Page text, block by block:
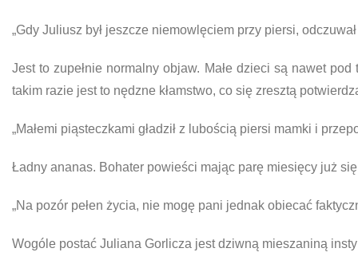
„Gdy Juliusz był jeszcze niemowlęciem przy piersi,
Jest to zupełnie normalny objaw. Małe dzieci są nawet
takim razie jest to nędzne kłamstwo, co się zresztą
„Małemi piąsteczkami gładził z lubością piersi mamki i
Ładny ananas. Bohater powieści mając parę miesięcy już
„Na pozór pełen życia, nie mogę pani jednak obiecać
Wogóle postać Juliana Gorlicza jest dziwną mieszaniną